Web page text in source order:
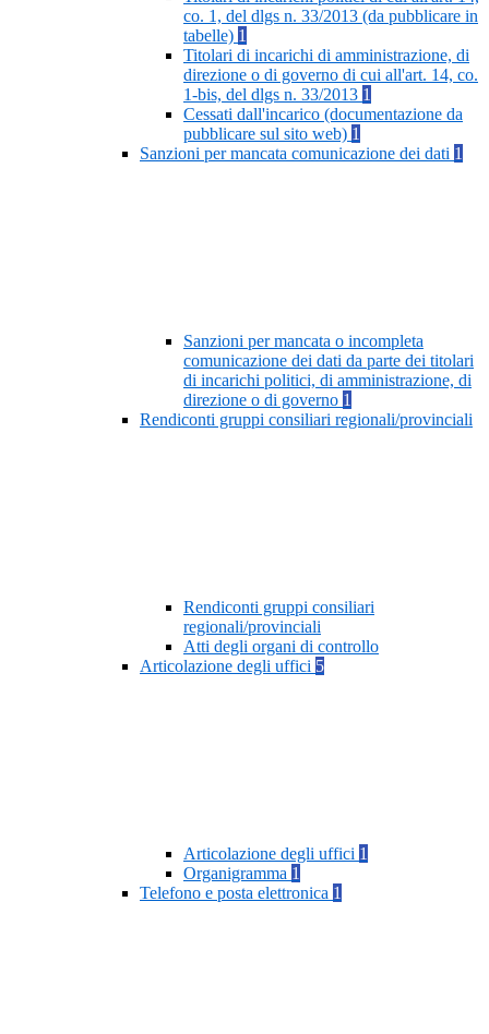
co. 1, del dlgs n. 33/2013 (da pubblicare in
tabelle) 1
Titolari di incarichi di amministrazione, di
direzione o di governo di cui all'art. 14, co.
1-bis, del dlgs n. 33/2013 1
Cessati dall'incarico (documentazione da
pubblicare sul sito web) 1
Sanzioni per mancata comunicazione dei dati 1
Sanzioni per mancata o incompleta
comunicazione dei dati da parte dei titolari
di incarichi politici, di amministrazione, di
direzione o di governo 1
Rendiconti gruppi consiliari regionali/provinciali
Rendiconti gruppi consiliari
regionali/provinciali
Atti degli organi di controllo
Articolazione degli uffici 5
Articolazione degli uffici 1
Organigramma 1
Telefono e posta elettronica 1